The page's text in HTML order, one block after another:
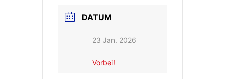
DATUM
23 Jan. 2026
Vorbei!